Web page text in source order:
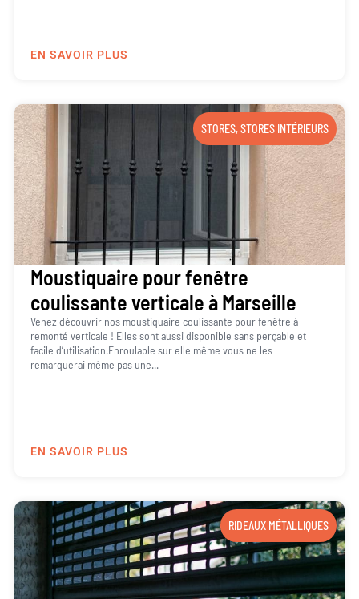
EN SAVOIR PLUS
STORES,STORES INTÉRIEURS
Moustiquaire pour fenêtre
coulissante verticale à Marseille
Venez découvrir nos moustiquaire coulissante pour fenêtre à
remonté verticale ! Elles sont aussi disponible sans perçable et
facile d’utilisation.Enroulable sur elle même vous ne les
remarquerai même pas une...
EN SAVOIR PLUS
RIDEAUX MÉTALLIQUES